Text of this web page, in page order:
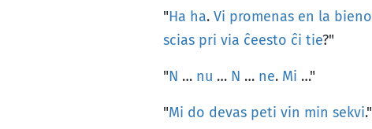
"Ha ha. Vi promenas en la bieno
scias pri via ĉeesto ĉi tie?"
"N … nu … N … ne. Mi …"
"Mi do devas peti vin min sekvi."